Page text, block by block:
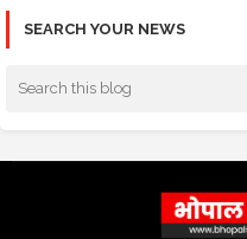
SEARCH YOUR NEWS